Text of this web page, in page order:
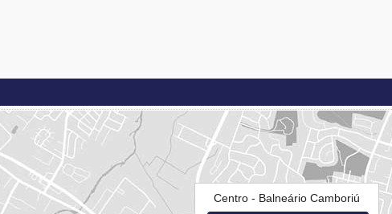
Centro - Balneário Camboriú